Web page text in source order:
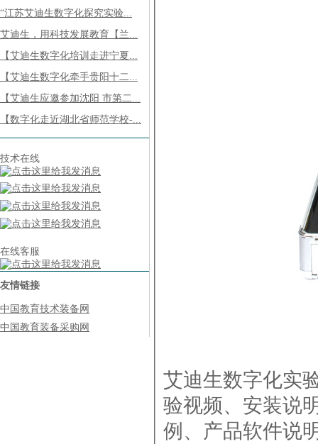
“江苏艾迪生数字化探究实验...
艾迪生，用科技发展教育【兰...
【艾迪生数字化培训走进宁夏...
【艾迪生数字化牵手贵阳十二...
【艾迪生应邀参加沈阳 市第二...
【数字化走近湖北省师范学校-...
技术在线
在线客服
友情链接
中国教育技术装备网
中国教育装备采购网
艾迪生数字化实
验视频、安装说
例、产品软件说